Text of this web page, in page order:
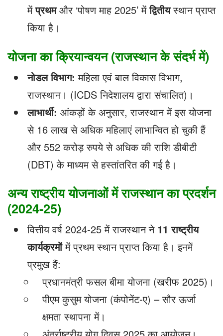
मेंप्रथमऔर ‘पोषण माह 2025’ मेंद्वितीयस्थान प्राप्त
किया है।
योजना का क्रियान्वयन (राजस्थान के संदर्भ में)
नोडल विभाग: महिला एवं बाल विकास विभाग,
राजस्थान। (ICDS निदेशालय द्वारा संचालित)।
लाभार्थी: आंकड़ों के अनुसार, राजस्थान में इस योजना
से 16 लाख से अधिक महिलाएं लाभान्वित हो चुकी हैं
और 552 करोड़ रुपये से अधिक की राशि डीबीटी
(DBT) के माध्यम से हस्तांतरित की गई है।
अन्य राष्ट्रीय योजनाओं में राजस्थान का प्रदर्शन
(2024-25)
वित्तीय वर्ष 2024-25 में राजस्थान ने 11राष्ट्रीय
कार्यक्रमोंमें प्रथम स्थान प्राप्त किया है। इनमें
प्रमुख हैं:
प्रधानमंत्री फसल बीमा योजना (खरीफ 2025)।
पीएम कुसुम योजना (कंपोनेंट-ए) – सौर ऊर्जा
क्षमता स्थापना में।